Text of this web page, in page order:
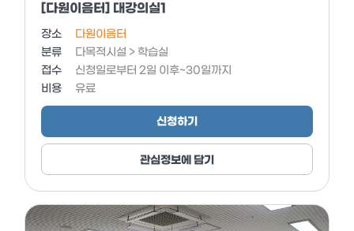
[다원이음터] 대강의실1
장소
다원이음터
분류
다목적시설 > 학습실
접수
신청일로부터 2일 이후~30일까지
비용
유료
신청하기
관심정보에 담기